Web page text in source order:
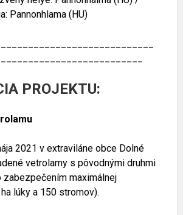
Pannonhlama (HU)
PROJEKTU:
2021 v extraviláne obce Dolné
vetrolamy s pôvodnými druhmi
zabezpečením maximálnej
lúky a 150 stromov).